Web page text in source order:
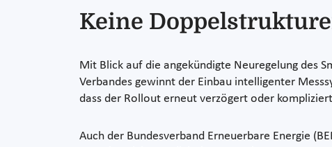
Keine
Mit Blick auf die angekündigte Neuregelung des
Verbandes gewinnt der Einbau intelligenter
dass der Rollout erneut verzögert oder
Auch der Bundesverband Erneuerbare Energie